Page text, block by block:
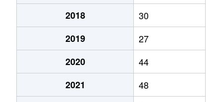
2018
30
2019
27
2020
44
2021
48